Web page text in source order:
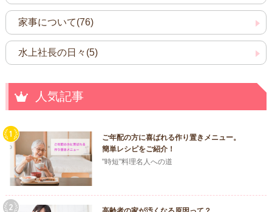
家事について(76)
水上社長の日々(5)
人気記事
ご年配の方に喜ばれる作り置きメニュー。
簡単レシピをご紹介！
"時短"料理名人への道